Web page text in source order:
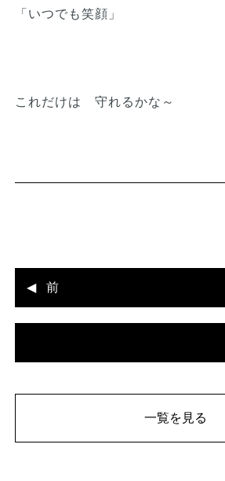
「いつでも笑顔」
これだけは 守れるかな～
前
一覧を見る